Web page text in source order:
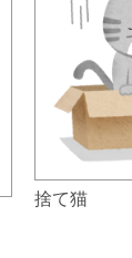
捨て猫